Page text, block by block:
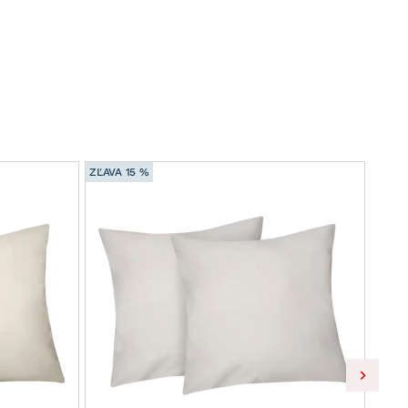
ZĽAVA 15 %